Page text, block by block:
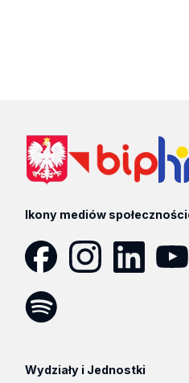
Ikony mediów
Wydziały i Jednostki